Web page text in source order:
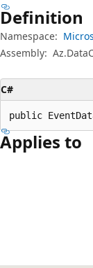
Definition
Namespace:
Assembly:
C#
public
Applies to